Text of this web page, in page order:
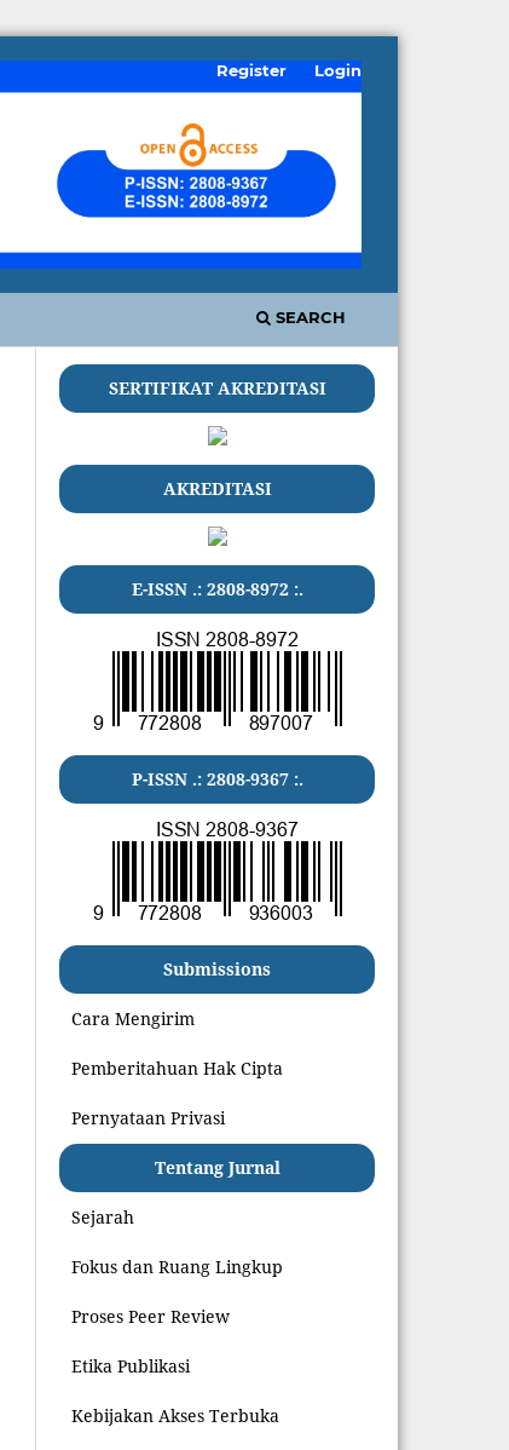
SEARCH
Register Login
SERTIFIKAT AKREDITASI
AKREDITASI
E-ISSN .: 2808-8972:.
P-ISSN .: 2808-9367:.
Submissions
Cara Mengirim
Pemberitahuan Hak Cipta
Pernyataan Privasi
Tentang Jurnal
Sejarah
Fokus dan Ruang Lingkup
Proses Peer Review
Etika Publikasi
Kebijakan Akses Terbuka